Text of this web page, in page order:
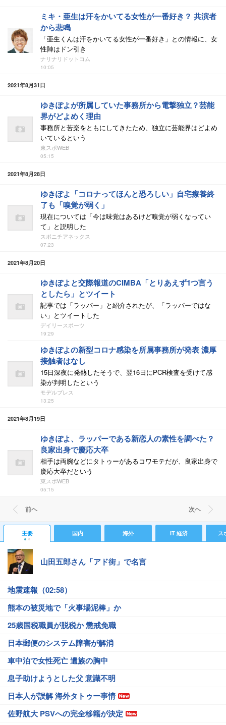
ミキ・亜生は汗をかいてる女性が一番好き？ 共演者
から悲鳴
「亜生くんは汗をかいてる女性が一番好き」との情報に、女
性陣はドン引き
ナリナリドットコム
10:05
2021年8月31日
ゆきぽよが所属していた事務所から電撃独立？芸能
界がどよめく理由
事務所と苦楽をともにしてきたため、独立に芸能界はどよめ
いているという
東スポWEB
05:15
2021年8月28日
ゆきぽよ「コロナってほんと恐ろしい」自宅療養終
了も「嗅覚が弱く」
現在については「今は味覚はあるけど嗅覚が弱くなってい
て」と説明した
スポニチアネックス
07:23
2021年8月20日
ゆきぽよと交際報道のCIMBA「とりあえず1つ言う
としたら」とツイート
記事では「ラッパー」と紹介されたが、「ラッパーではな
い」とツイートした
デイリースポーツ
19:29
ゆきぽよの新型コロナ感染を所属事務所が発表 濃厚
接触者はなし
15日深夜に発熱したそうで、翌16日にPCR検査を受けて感
染が判明したという
モデルプレス
13:25
2021年8月19日
ゆきぽよ、ラッパーである新恋人の素性を調べた？
良家出身で慶応大卒
相手は両腕などにタトゥーがあるコワモテだが、良家出身で
慶応大卒だという
東スポWEB
05:15
前ヘ 次ヘ
主要 国内 海外 IT 経済 ス
山田五郎さん「アド街」で名言
地震速報（02:58）
熊本の被災地で「火事場泥棒」か
25歳国税職員が脱税か 懲戒免職
日本郵便のシステム障害が解消
車中泊で女性死亡 遺族の胸中
息子助けようとした父 意識不明
日本人が誤解 海外タトゥー事情
佐野航大 PSVへの完全移籍が決定